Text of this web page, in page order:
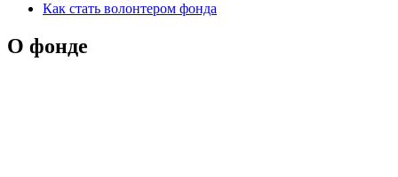
Как стать волонтером фонда
О фонде